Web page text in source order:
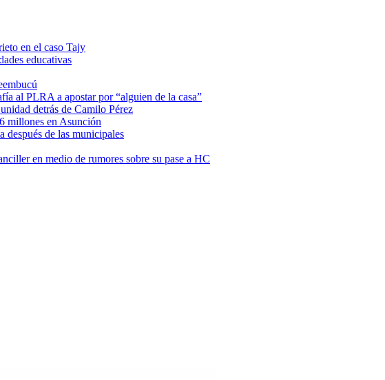
en el caso Tajy
educativas
al PLRA a apostar por “alguien de la casa”
detrás de Camilo Pérez
millones en Asunción
después de las municipales
en medio de rumores sobre su pase a HC